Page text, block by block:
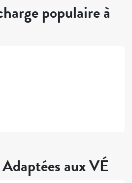
populaire à
aux VÉ